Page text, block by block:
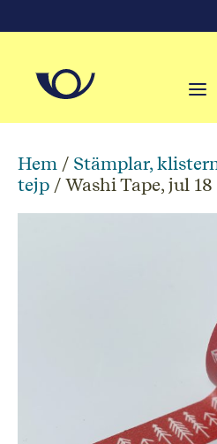
Hem / Stämplar,
tejp / Washi Tape, jul 18